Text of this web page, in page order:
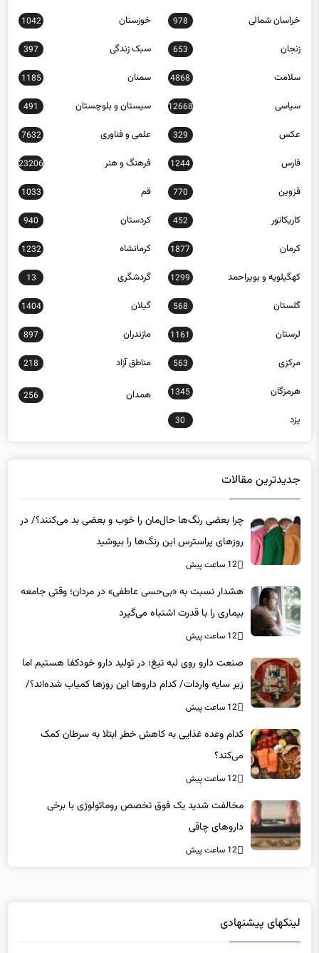
خراسان شمالی 978 خوزستان 1042
زنجان 653 سبک زندگی 397
سلامت 4868 سمنان 1185
سیاسی 12668 سیستان و بلوچستان 491
عکس 329 علمی و فناوری 7632
فارس 1244 فرهنگ و هنر 23206
قزوین 770 قم 1033
کاریکاتور 452 کردستان 940
کرمان 1877 کرمانشاه 1232
کهگیلویه و بویراحمد 1299 گردشگری 13
گلستان 568 گیلان 1404
لرستان 1161 مازندران 897
مرکزی 563 مناطق آزاد 218
هرمزگان 1345 همدان 256
یزد 30
جدیدترین مقالات
چرا بعضی رنگ‌ها حال‌مان را خوب و بعضی بد می‌کنند؟/ در
روزهای پراسترس این رنگ‌ها را بپوشید
12 ساعت پیش
هشدار نسبت به «بی‌حسی عاطفی» در مردان؛ وقتی جامعه
بیماری را با قدرت اشتباه می‌گیرد
12 ساعت پیش
صنعت دارو روی لبه تیغ؛ در تولید دارو خودکفا هستیم اما
زیر سایه واردات/ کدام داروها این روزها کمیاب شده‌اند؟/
«کشور سه ماه ذخیره دارویی دارد»
12 ساعت پیش
کدام وعده غذایی به کاهش خطر ابتلا به سرطان کمک
می‌کند؟
12 ساعت پیش
مخالفت شدید یک فوق تخصص روماتولوژی با برخی
داروهای چاقی
12 ساعت پیش
لینکهای پیشنهادی